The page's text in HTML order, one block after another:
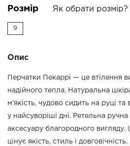
Розмір Як обрати розмір?
9
Опис
Перчатки Пекаррі — це втілення
надійного тепла. Натуральна
м’якість, чудово сидить на руці
у найсуворіші дні. Ретельна
аксесуару благородного вигляду.
цінує якість, стиль і довговічність.